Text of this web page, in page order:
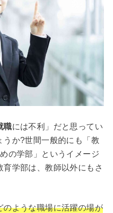
職には不利」だと思ってい
うか?世間一般的にも「教
の学部」というイメージ
学部は、教師以外にもさ
のような職場に活躍の場が